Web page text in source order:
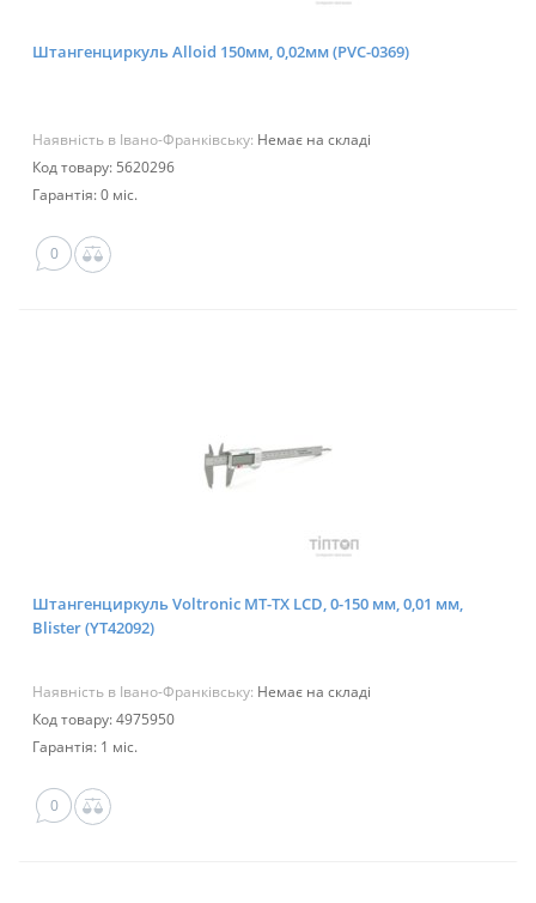
Штангенциркуль Alloid 150мм, 0,02мм (PVC-0369)
Наявність в Івано-Франківську: Немає на складі
Код товару: 5620296
Гарантія: 0 міс.
0
Штангенциркуль Voltronic MT-TX LCD, 0-150 мм, 0,01 мм,
Blister (YT42092)
Наявність в Івано-Франківську: Немає на складі
Код товару: 4975950
Гарантія: 1 міс.
0